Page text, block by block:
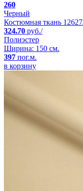
260
Черный
Костюмная ткань
324.70 руб./
Полиэстер
Ширина: 150 см.
397 пог.м.
в корзину